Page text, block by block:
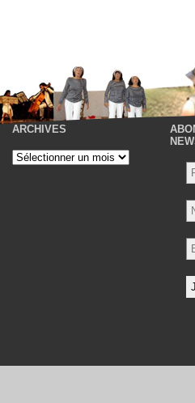
ARCHIVES
Archives
E-
*